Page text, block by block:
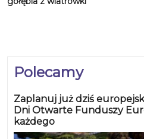
Polecamy
Zaplanuj już dziś
Dni Otwarte Funduszy
każdego